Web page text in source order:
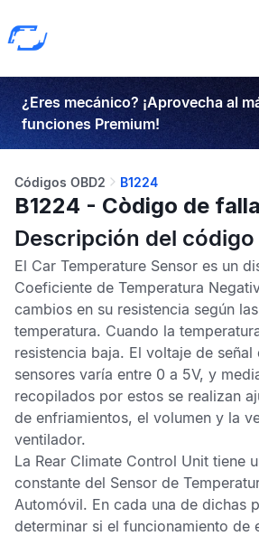
¿Eres mecánico? ¡Aprovecha al
funciones Premium!
Códigos OBD2 B1224
B1224 - Còdigo de
Descripción del código
El Car Temperature Sensor es un
Coeficiente de Temperatura
cambios en su resistencia según
temperatura. Cuando la
resistencia baja. El voltaje de
sensores varía entre 0 a 5V, y
recopilados por estos se realizan
de enfriamientos, el volumen y la
ventilador.
La Rear Climate Control Unit tiene
constante del Sensor de
Automóvil. En cada una de dichas
determinar si el funcionamiento de